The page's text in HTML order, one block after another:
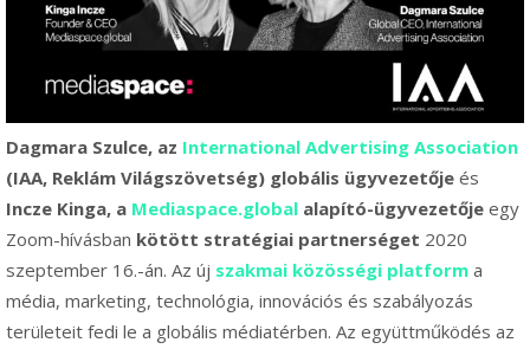
Dagmara Szulce, az International Advertising Association
(IAA, Reklám Világszövetség) globális ügyvezetője és
Incze Kinga, a Mediaspace.global alapító-ügyvezetője egy
Zoom-hívásban kötött stratégiai partnerséget 2020
szeptember 16.-án. Az új szakmai közösségi platform a
média, marketing, technológia, innovációs és szabályozás
területeit fedi le a globális médiatérben. Az együttműködés az